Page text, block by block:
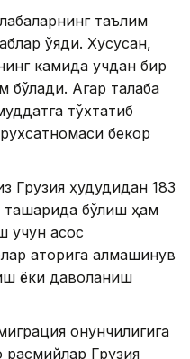
таълим
қўяди. Хусусан,
камида учдан бир
бўлади. Агар талаба
тўхтатиб
бекор
Грузия ҳудудидан 183
ташқарида бўлиш ҳам
учун асос
қаторига алмашинув
ёки даволаниш
қонунчилигига
расмийлар Грузия